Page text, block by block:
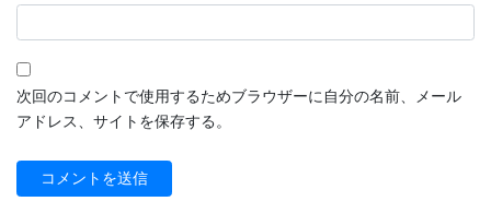
次回のコメントで使用するためブラウザーに自分の名前、メール
アドレス、サイトを保存する。